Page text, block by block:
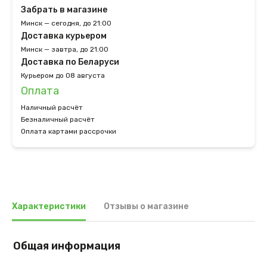
Забрать в магазине
Минск — сегодня, до 21:00
Доставка курьером
Минск — завтра, до 21:00
Доставка по Беларуси
Курьером до 08 августа
Оплата
Наличный расчёт
Безналичный расчёт
Оплата картами рассрочки
Характеристики Отзывы о магазине
Общая информация